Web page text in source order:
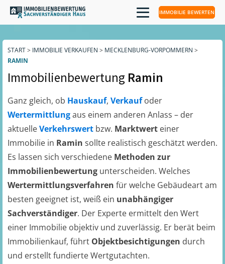
IMMOBILIE BEWERTEN
START> IMMOBILIE VERKAUFEN > MECKLENBURG-VORPOMMERN >
RAMIN
Immobilienbewertung Ramin
Ganz gleich, ob Hauskauf, Verkaufoder
Wertermittlungaus einem anderen Anlass – der
aktuelleVerkehrswert bzw. Marktwert einer
Immobilie in Ramin sollte realistisch geschätzt werden.
Es lassen sich verschiedene Methoden zur
Immobilienbewertung unterscheiden. Welches
Wertermittlungsverfahren für welche Gebäudeart am
besten geeignet ist, weiß ein unabhängiger
Sachverständiger. Der Experte ermittelt den Wert
einer Immobilie objektiv und zuverlässig. Er berät beim
Immobilienkauf, führt Objektbesichtigungen durch
und erstellt fundierte Wertgutachten.